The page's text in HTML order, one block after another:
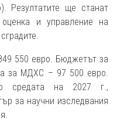
Резултатите ще станат
и управление на
550 евро. Бюджетът за
за МДХС – 97 500 евро.
средата на 2027 г.,
за научни изследвания